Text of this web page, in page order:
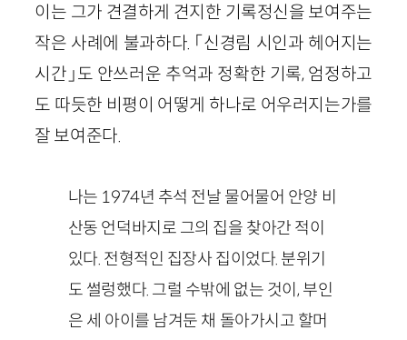
이는 그가 견결하게 견지한 기록정신을 보여주는
작은 사례에 불과하다. 「신경림 시인과 헤어지는
시간」도 안쓰러운 추억과 정확한 기록, 엄정하고
도 따듯한 비평이 어떻게 하나로 어우러지는가를
잘 보여준다.
나는 1974년 추석 전날 물어물어 안양 비
산동 언덕바지로 그의 집을 찾아간 적이
있다. 전형적인 집장사 집이었다. 분위기
도 썰렁했다. 그럴 수밖에 없는 것이, 부인
은 세 아이를 남겨둔 채 돌아가시고 할머